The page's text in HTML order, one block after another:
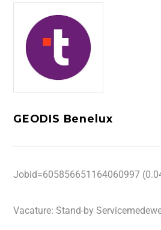
GEODIS Benelux
Jobid=605856651164060997
Vacature: Stand-by